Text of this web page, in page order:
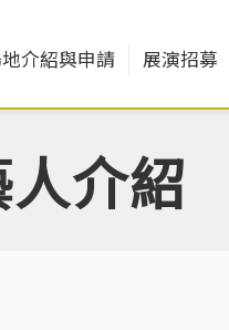
介紹與申請 展演招募
介紹